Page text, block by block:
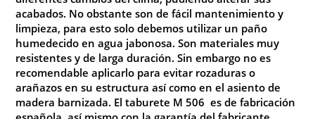
acabados. No obstante son de fácil mantenimiento y
limpieza, para esto solo debemos utilizar un paño
humedecido en agua jabonosa. Son materiales muy
resistentes y de larga duración. Sin embargo no es
recomendable aplicarlo para evitar rozaduras o
arañazos en su estructura así como en el asiento de
madera barnizada. El taburete M 506 es de fabricación